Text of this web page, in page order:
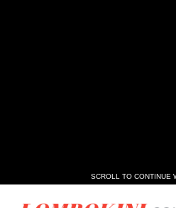
SCROLL TO CONTINUE